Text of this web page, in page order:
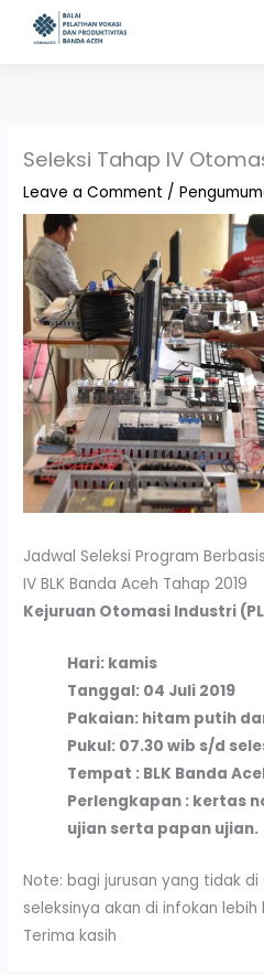
content
Seleksi Tahap IV
Leave a Comment /
Jadwal Seleksi Program
IV BLK Banda Aceh Tahap 2019
Kejuruan Otomasi Industri
Hari: kamis
Tanggal: 04 Juli 2019
Pakaian: hitam putih
Pukul: 07.30 wib s/d
Tempat : BLK Banda
Perlengkapan : kertas
ujian serta papan ujian.
Note: bagi jurusan yang tidak
seleksinya akan di infokan lebih
Terima kasih